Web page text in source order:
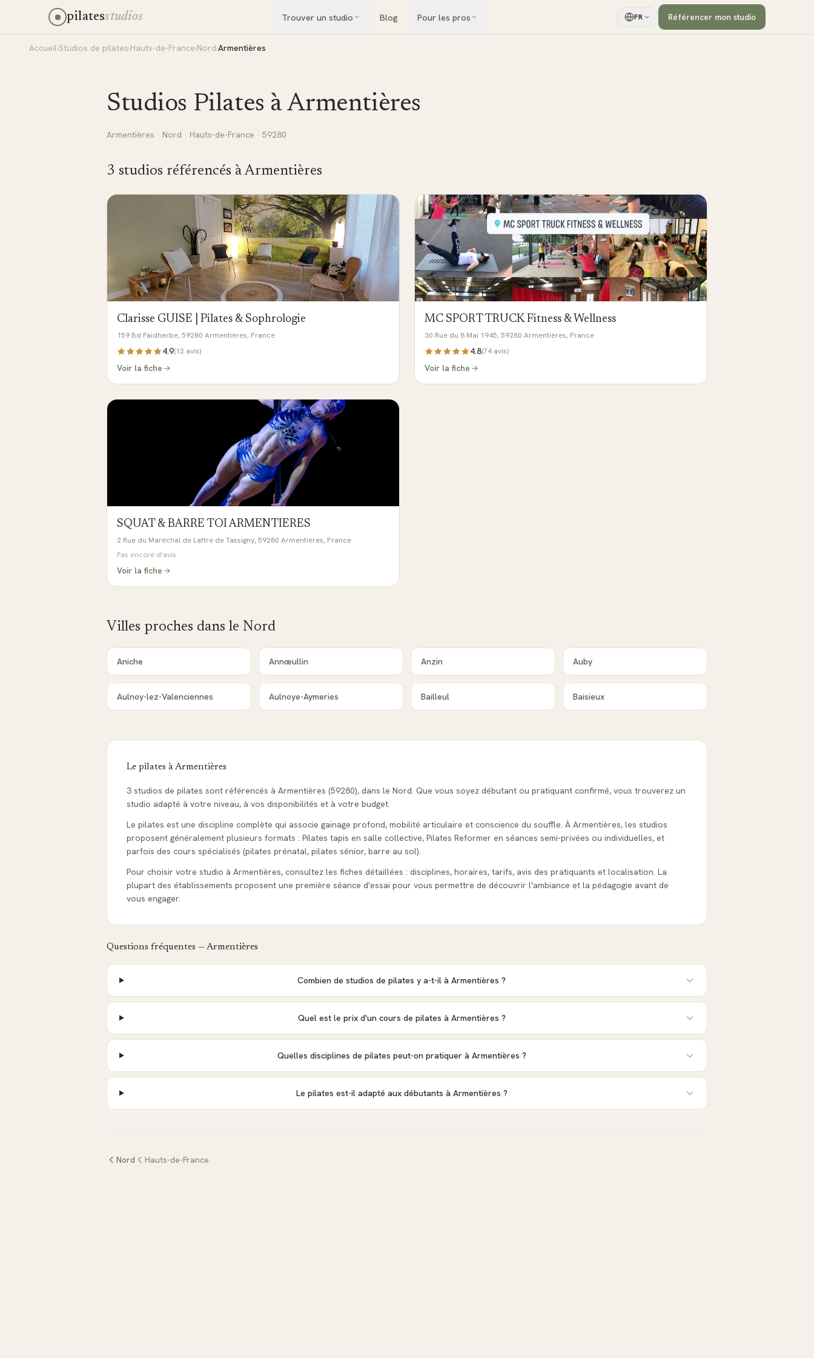
pilatesstudios Trouver un studio Blog Pour les pros FR Référencer mon studio
Accueil›Studios de pilates›Hauts-de-France›Nord›Armentières
Studios Pilates àArmentières
Armentières · Nord · Hauts-de-France · 59280
3 studios référencés àArmentières
Clarisse GUISE | Pilates & Sophrologie
159 Bd Faidherbe, 59280 Armentières, France
4.9(12 avis)
Voir la fiche
MC SPORT TRUCK Fitness & Wellness
30 Rue du 8 Mai 1945, 59280 Armentières, France
4.8(74avis)
Voir la fiche
SQUAT & BARRE TOI ARMENTIERES
2 Rue du Maréchal de Lattre de Tassigny, 59280 Armentières, France
Pas encore d'avis
Voir la fiche
Villes proches dans le Nord
Aniche Annœullin Anzin Auby
Aulnoy-lez-Valenciennes Aulnoye-Aymeries Bailleul Baisieux
Le pilates àArmentières
3 studios de pilates sont référencés à Armentières (59280), dans le Nord. Que vous soyez débutant ou pratiquant confirmé, vous trouverez un
studio adapté à votre niveau, à vos disponibilités et à votre budget.
Le pilates est une discipline complète qui associe gainage profond, mobilité articulaire et conscience du souffle. À Armentières, les studios
proposent généralement plusieurs formats : Pilates tapis en salle collective, Pilates Reformer en séances semi-privées ou individuelles, et
parfois des cours spécialisés (pilates prénatal, pilates sénior, barre au sol).
Pour choisir votre studio à Armentières, consultez les fiches détaillées : disciplines, horaires, tarifs, avis des pratiquants et localisation. La
plupart des établissements proposent une première séance d'essai pour vous permettre de découvrir l'ambiance et la pédagogie avant de
vous engager.
Questions fréquentes — Armentières
Combien de studios de pilates y a-t-il à Armentières ?
Quel est le prix d'un cours de pilates à Armentières ?
Quelles disciplines de pilates peut-on pratiquer à Armentières ?
Le pilates est-il adapté aux débutants à Armentières ?
Nord Hauts-de-France